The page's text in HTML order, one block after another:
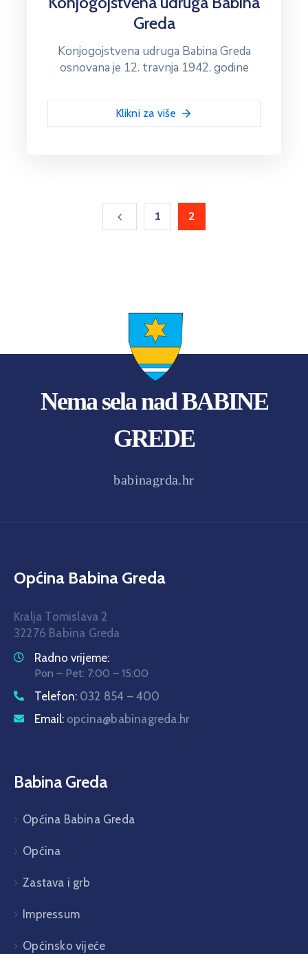
Greda
Konjogojstvena udruga Babina Greda
osnovana je 12. travnja 1942. godine
Klikni za više
1 2
Nema sela nad BABINE
GREDE
babinagrda.hr
Općina Babina Greda
Kralja Tomislava 2
32276 Babina Greda
Radno vrijeme:
Pon – Pet: 7:00 – 15:00
Telefon: 032 854 – 400
Email: opcina@babinagreda.hr
Babina Greda
Općina Babina Greda
Općina
Zastava i grb
Impressum
Općinsko vijeće